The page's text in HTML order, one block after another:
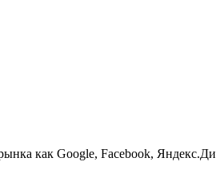
как Google, Facebook,